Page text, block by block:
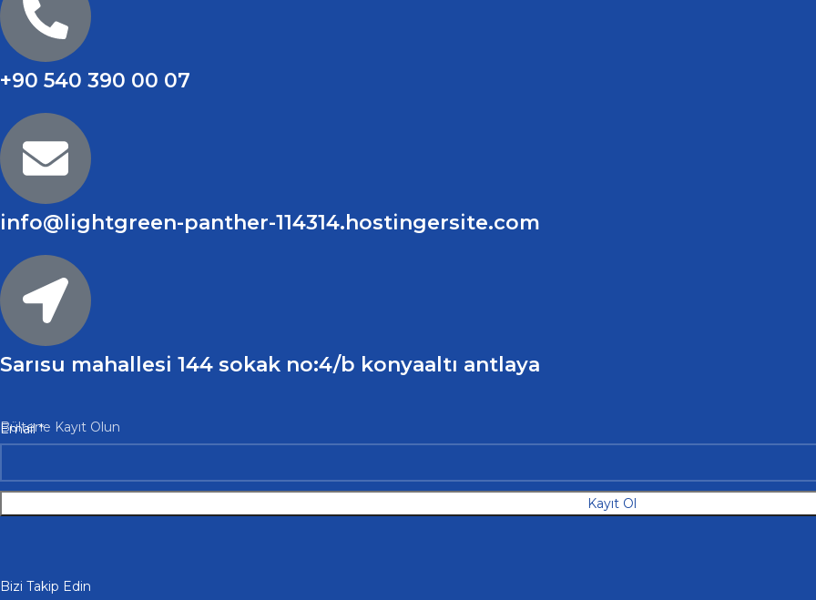
+90 540 390 00 07
info@lightgreen-panther-114314.hostingersite.com
Sarısu mahallesi 144 sokak no:4/b konyaaltı antlaya
Bültene Kayıt Olun
Email*
Kayıt Ol
Bizi Takip Edin